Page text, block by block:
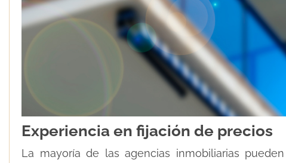
Experiencia en fijación de precios
La mayoría de las agencias inmobiliarias